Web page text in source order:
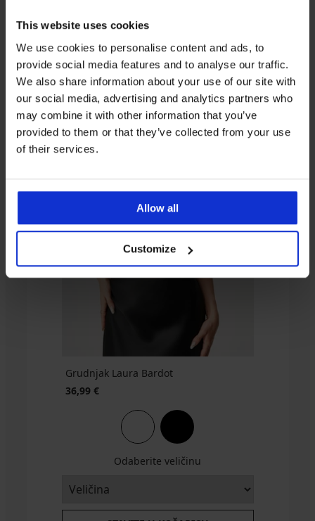
This website uses cookies
We use cookies to personalise content and ads, to
provide social media features and to analyse our traffic.
We also share information about your use of our site with
our social media, advertising and analytics partners who
may combine it with other information that you’ve
provided to them or that they’ve collected from your use
of their services.
Allow all
Customize
Rasprodaja -40%
5
55,99
Grudnjak
polupodstavljeni
-20%
Grudnjak
Serena
€
4,9
Grudnjak
Polupodstavljeni
57,99
5
Grudnjak
41,99
5
BESTSELLER
polupodstavljen
Grudnjak
4,7
Grudnjak
32,99
Grudnjak
Etude
polupodstavljeni
Iz iste kolekcije
Grudnjak Laura Bardot
36,99 €
Odaberite veličinu